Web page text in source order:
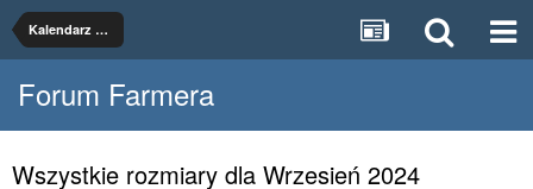
Kalendarz Księżycowy
Forum Farmera
Wszystkie rozmiary dla Wrzesień 2024